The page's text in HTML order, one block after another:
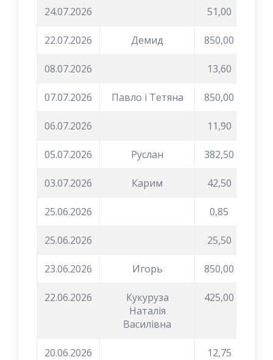
24.07.2026 51,00
22.07.2026 Демид 850,00
08.07.2026 13,60
07.07.2026 Павло і Тетяна 850,00
06.07.2026 11,90
05.07.2026 Руслан 382,50
03.07.2026 Карим 42,50
25.06.2026 0,85
25.06.2026 25,50
23.06.2026 Игорь 850,00
22.06.2026
Кукуруза
Наталія
Василівна
425,00
20.06.2026 12,75